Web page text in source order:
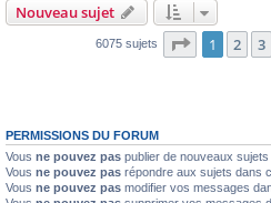
Nouveau sujet
6075 sujets Page 1sur
1 2 3
PERMISSIONS DU FORUM
Vous ne pouvez pas publier de nouveaux
Vous ne pouvez pas répondre aux sujets dans
Vous ne pouvez pas modifier vos messages